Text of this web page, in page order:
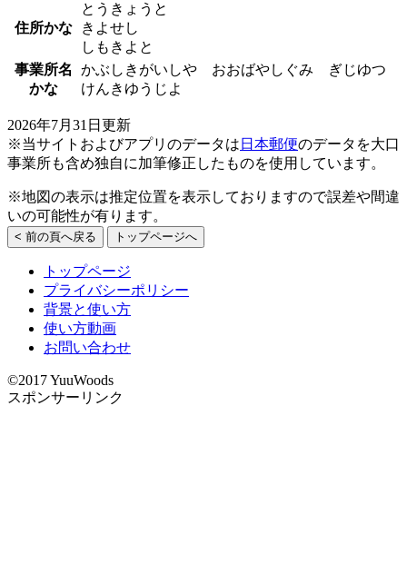
住所かな
とうきょうと
きよせし
しもきよと
事業所名
かな
かぶしきがいしや おおばやしぐみ ぎじゆつ
けんきゆうじよ
2026年7月31日更新
※当サイトおよびアプリのデータは 日本郵便のデータを大口
事業所も含め独自に加筆修正したものを使用しています。
※地図の表示は推定位置を表示しておりますので誤差や間違
いの可能性が有ります。
< 前の頁へ戻る トップページへ
トップページ
プライバシーポリシー
背景と使い方
使い方動画
お問い合わせ
©2017 YuuWoods
スポンサーリンク